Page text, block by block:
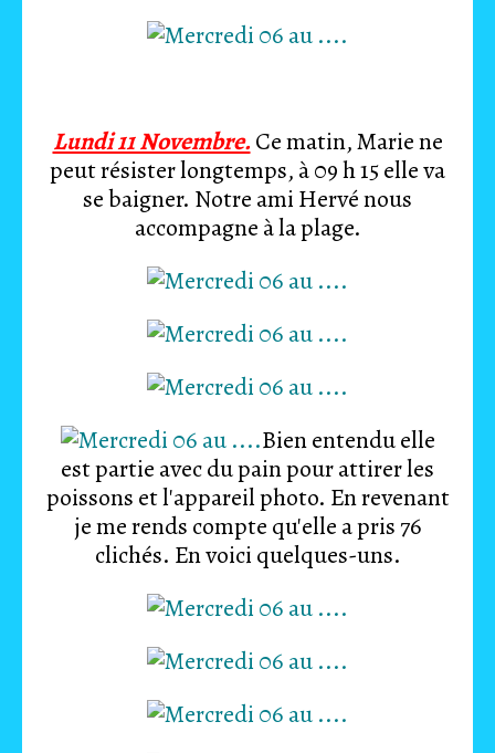
Lundi 11 Novembre. Ce matin, Marie ne
peut résister longtemps, à 09 h 15 elle va
se baigner. Notre ami Hervé nous
accompagne à la plage.
Bien entendu elle
est partie avec du pain pour attirer les
poissons et l'appareil photo. En revenant
je me rends compte qu'elle a pris 76
clichés. En voici quelques-uns.